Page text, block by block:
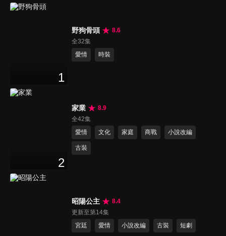
1
野狗骨頭
8.6
全32集
愛情
時裝
2
家業
8.9
全42集
愛情
文化 家庭 商戰 小說改編
古裝
昭陽公主
8.4
更新至第14集
宮廷
愛情 小說改編 古裝 短劇